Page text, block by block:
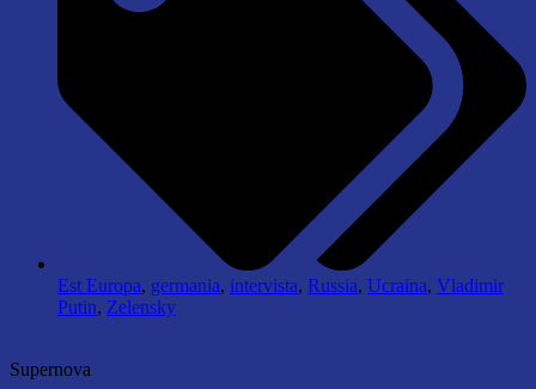
Est Europa, germania, intervista, Russia, Ucraina, Vladimir
Putin, Zelensky
Supernova